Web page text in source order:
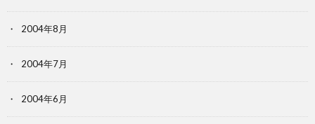
2004年8月
2004年7月
2004年6月